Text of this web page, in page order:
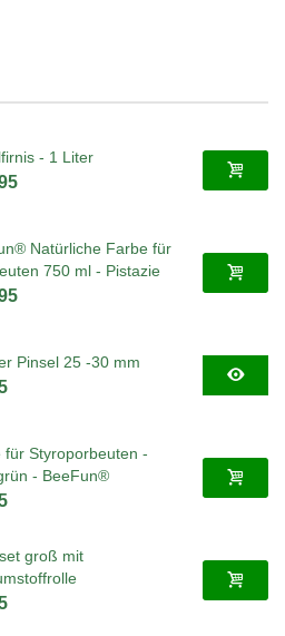
- 1 Liter
Natürliche Farbe für
750 ml - Pistazie
Pinsel 25 -30 mm
für Styroporbeuten -
- BeeFun®
groß mit